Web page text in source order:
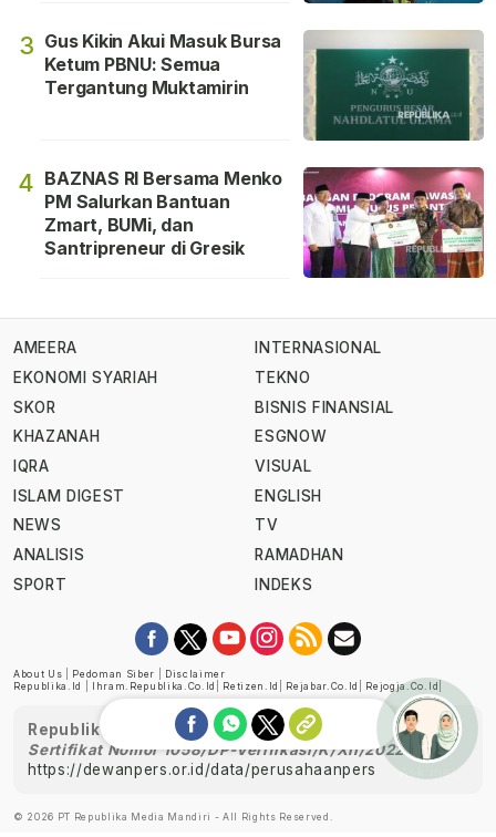
3 Gus Kikin Akui Masuk Bursa
Ketum PBNU: Semua
Tergantung Muktamirin
4 BAZNAS RI Bersama Menko
PM Salurkan Bantuan
Zmart, BUMi, dan
Santripreneur di Gresik
AMEERA
EKONOMI SYARIAH
SKOR
KHAZANAH
IQRA
ISLAM DIGEST
NEWS
ANALISIS
SPORT
INTERNASIONAL
TEKNO
BISNIS FINANSIAL
ESGNOW
VISUAL
ENGLISH
TV
RAMADHAN
INDEKS
About Us Pedoman Siber
Disclaimer
Republika.id
Ihram.republika.co.id Retizen.id Rejabar.co.id Rejogja.co.id
Republika telah diverifikasi oleh Dewan Pers
Sertifikat Nomor 1058/DP-Verifikasi/K/XII/2022
https://dewanpers.or.id/data/perusahaanpers
© 2026 PT Republika Media Mandiri - All Rights Reserved.
Ask me!